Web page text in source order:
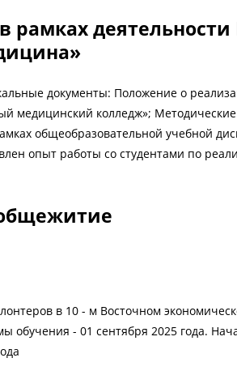
рамках
документы: Положение о
медицинский колледж»;
общеобразовательной учебной
опыт работы со студентами по
в 10 - м Восточном
обучения - 01 сентября 2025 года.